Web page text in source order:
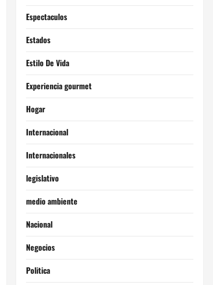
Espectaculos
Estados
Estilo De Vida
Experiencia gourmet
Hogar
Internacional
Internacionales
legislativo
medio ambiente
Nacional
Negocios
Politica